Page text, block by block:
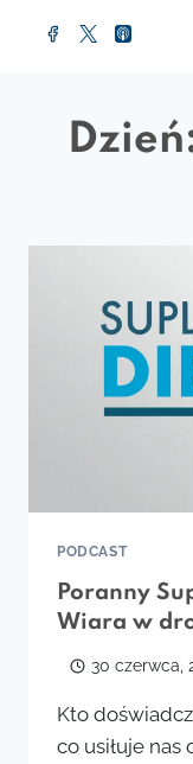
PODCAST
Poranny
Wiara w
30 czerwca,
Kto
co usiłuje nas